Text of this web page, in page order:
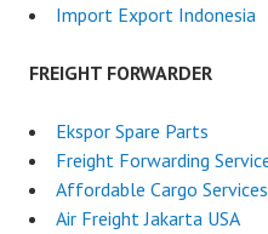
Import Export Indonesia
FREIGHT FORWARDER
Ekspor Spare Parts
Freight Forwarding
Affordable Cargo Services
Air Freight Jakarta USA